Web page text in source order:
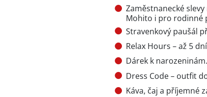
Zaměstnanecké
Mohito i pro rodinné
Stravenkový paušál
Relax Hours – až 5
Dárek k narozeninám.
Dress Code – outfit
Káva, čaj a příjemné